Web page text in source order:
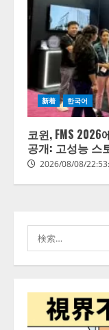
新着 한국어
코윈, FMS
공개: 고성능 스
2026/08/08/
索:
2
3